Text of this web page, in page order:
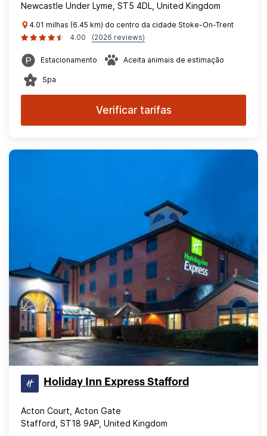
Newcastle Under Lyme, ST5 4DL, United Kingdom
4.01 milhas (6.45 km) do centro da cidade Stoke-On-Trent
4.00
(2026 reviews)
Estacionamento Aceita animais de estimação
Spa
Verificar tarifas
Holiday Inn Express Stafford
Acton Court, Acton Gate
Stafford, ST18 9AP, United Kingdom